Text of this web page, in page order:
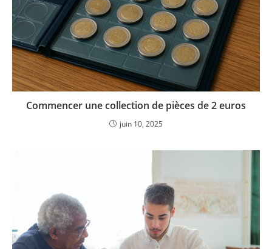
Commencer une collection de pièces de 2 euros
juin 10, 2025